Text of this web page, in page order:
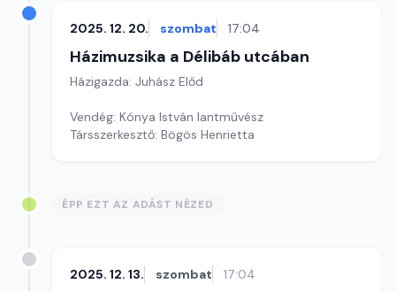
2025. 12. 20. szombat 17:04
Házimuzsika a Délibáb utcában
Házigazda: Juhász Előd
Vendég: Kónya István lantművész
Társszerkesztő: Bögös Henrietta
ÉPP EZT AZ ADÁST NÉZED
2025. 12. 13. szombat 17:04